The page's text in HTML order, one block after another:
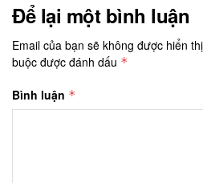
Để lại một bình luận
Email của bạn sẽ không được hiển
buộc được đánh dấu *
Bình luận *